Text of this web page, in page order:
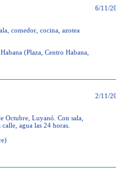
comedor, cocina, azotea
(Plaza, Centro Habana,
6/11/
Octubre, Luyanó. Con sala,
agua las 24 horas.
2/11/